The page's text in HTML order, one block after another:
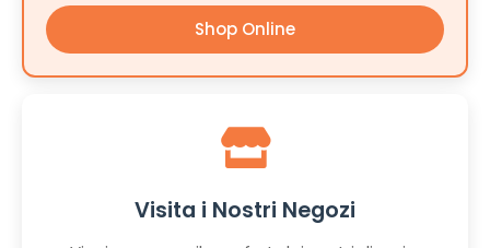
Shop Online
Visita i Nostri Negozi